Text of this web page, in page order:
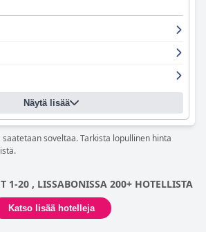
Näytä lisää
soveltaa. Tarkista lopullinen hinta
1-20 , LISSABONISSA 200+ HOTELLISTA
Katso lisää hotelleja